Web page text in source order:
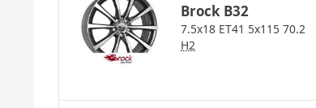
Brock B32
7.5x18 ET41 5x115 70.2
H2